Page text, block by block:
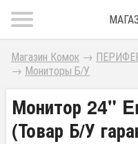
Магазин Комок →
→ Мониторы Б/У
Монитор 24"
(Товар Б/У